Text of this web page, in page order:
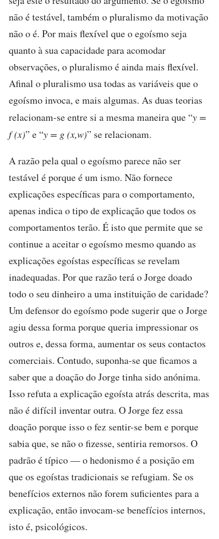
não é testável, também o pluralismo da motivação
não o é. Por mais flexível que o egoísmo seja
quanto à sua capacidade para acomodar
observações, o pluralismo é ainda mais flexível.
Afinal o pluralismo usa todas as variáveis que o
egoísmo invoca, e mais algumas. As duas teorias
relacionam-se entre si a mesma maneira que “y =
f (x)” e “y = g (x,w)” se relacionam.
A razão pela qual o egoísmo parece não ser
testável é porque é um ismo. Não fornece
explicações específicas para o comportamento,
apenas indica o tipo de explicação que todos os
comportamentos terão. É isto que permite que se
continue a aceitar o egoísmo mesmo quando as
explicações egoístas específicas se revelam
inadequadas. Por que razão terá o Jorge doado
todo o seu dinheiro a uma instituição de caridade?
Um defensor do egoísmo pode sugerir que o Jorge
agiu dessa forma porque queria impressionar os
outros e, dessa forma, aumentar os seus contactos
comerciais. Contudo, suponha-se que ficamos a
saber que a doação do Jorge tinha sido anónima.
Isso refuta a explicação egoísta atrás descrita, mas
não é difícil inventar outra. O Jorge fez essa
doação porque isso o fez sentir-se bem e porque
sabia que, se não o fizesse, sentiria remorsos. O
padrão é típico — o hedonismo é a posição em
que os egoístas tradicionais se refugiam. Se os
benefícios externos não forem suficientes para a
explicação, então invocam-se benefícios internos,
isto é, psicológicos.